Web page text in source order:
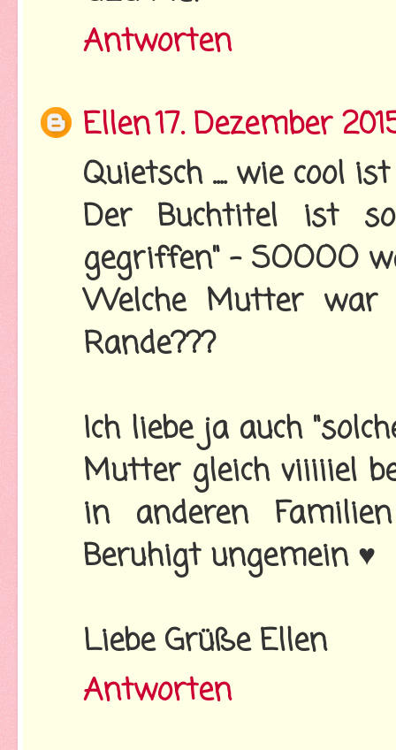
Antworten
Ellen17. Dezember
Quietsch .... wie cool
Der Buchtitel ist
gegriffen" - SOOOO
Welche Mutter war
Rande???
Ich liebe ja auch
Mutter gleich viiiiiel
in anderen
Beruhigt ungemein ♥
Liebe Grüße Ellen
Antworten